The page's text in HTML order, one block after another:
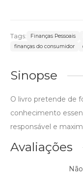
Tags: Finanças Pessoais
finanças do consumidor
Sinopse
O livro pretende de
conhecimento
responsável e
Avaliações